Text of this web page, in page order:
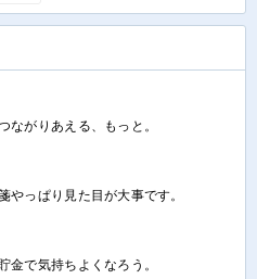
がりあえる、もっと。
っぱり見た目が大事です。
で気持ちよくなろう。